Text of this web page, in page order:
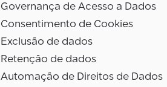
Governança de Acesso a Dados
Consentimento de Cookies
Exclusão de dados
Retenção de dados
Automação de Direitos de Dados